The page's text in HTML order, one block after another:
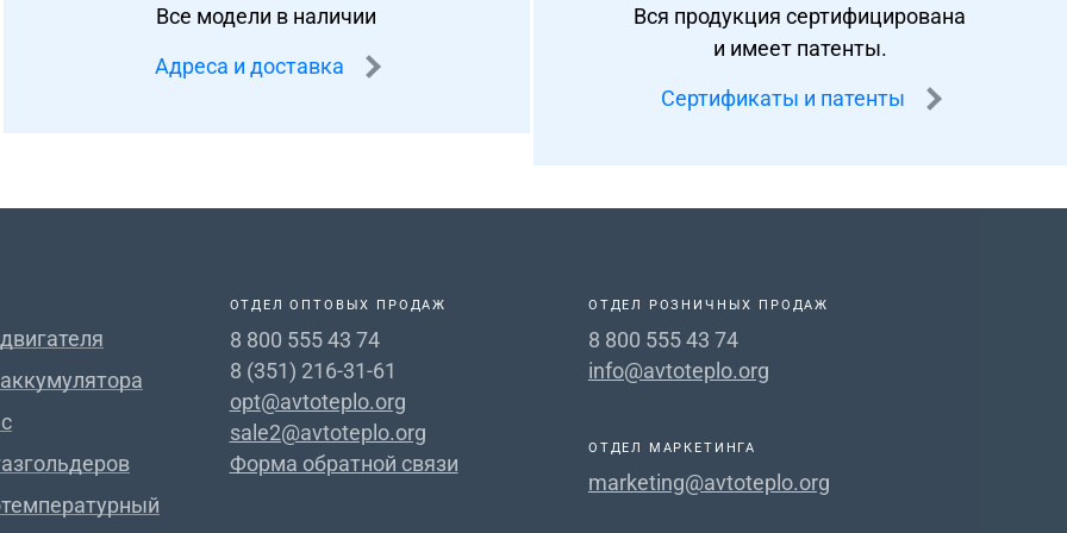
Все модели в наличии
Адреса и доставка
Вся продукция сертифицирована
и имеет патенты.
Сертификаты и патенты
ОТДЕЛ ОПТОВЫХ ПРОДАЖ
8 800 555 43 74
8 (351) 216-31-61
opt@avtoteplo.org
sale2@avtoteplo.org
Форма обратной связи
ОТДЕЛ РОЗНИЧНЫХ ПРОДАЖ
8 800 555 43 74
info@avtoteplo.org
ОТДЕЛ МАРКЕТИНГА
marketing@avtoteplo.org